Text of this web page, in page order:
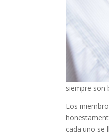
siempre son
Los
cada uno se